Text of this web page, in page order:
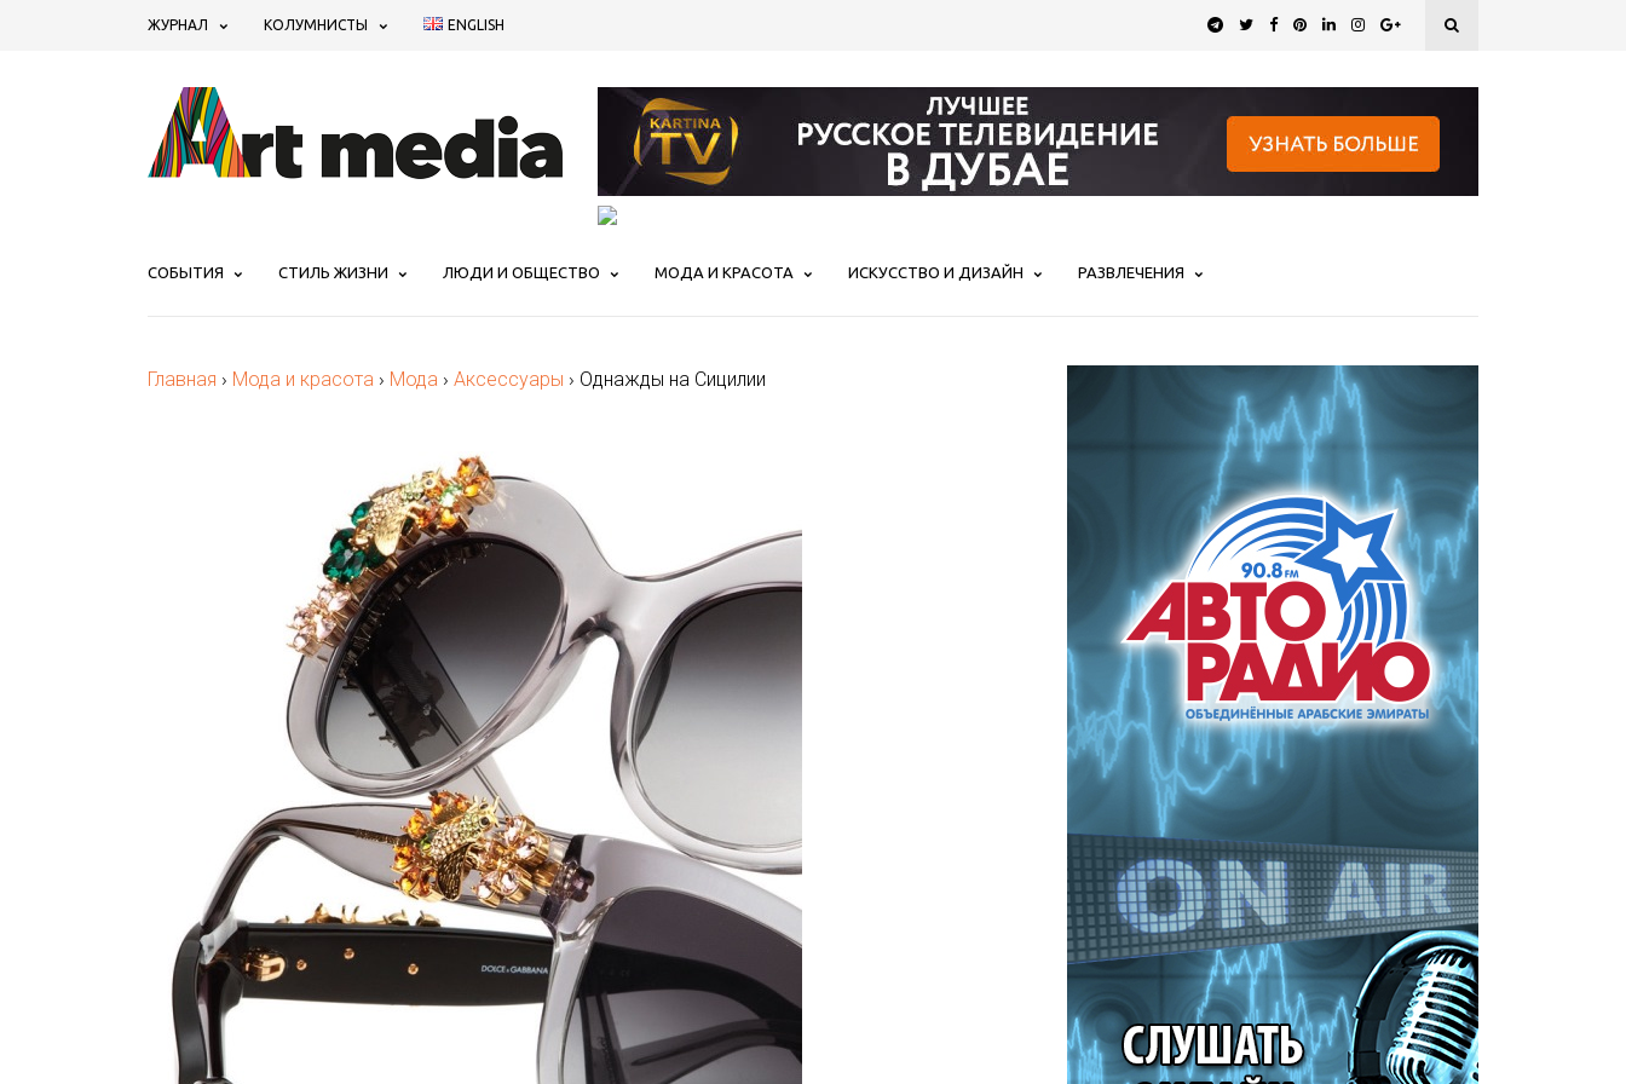
ЖУРНАЛ КОЛУМНИСТЫ ENGLISH
СОБЫТИЯ СТИЛЬ ЖИЗНИ ЛЮДИ И ОБЩЕСТВО МОДА И КРАСОТА ИСКУССТВО И ДИЗАЙН РАЗВЛЕЧЕНИЯ
Главная › Мода и красота › Мода › Аксессуары › Однажды на Сицилии